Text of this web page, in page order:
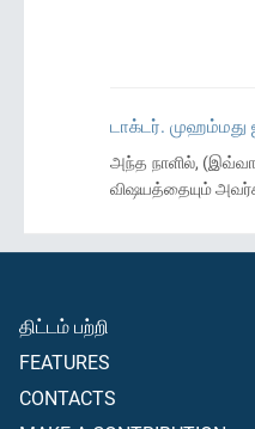
டாக்டர்.
அந்த நாளில்,
விஷயத்தையும்
திட்டம் பற்றி
FEATURES
CONTACTS